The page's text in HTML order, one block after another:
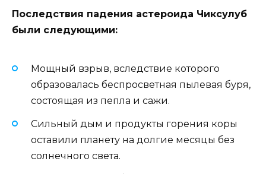
Последствия падения астероида Чиксулуб
были следующими:
Мощный взрыв, вследствие которого
образовалась беспросветная пылевая буря,
состоящая из пепла и сажи.
Сильный дым и продукты горения коры
оставили планету на долгие месяцы без
солнечного света.